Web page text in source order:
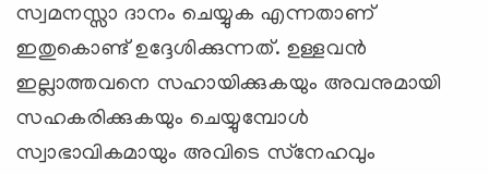
സ്വമനസ്സാ ദാനം ചെയ്യുക എന്നതാണ്
ഇതുകൊണ്ട് ഉദ്ദേശിക്കുന്നത്. ഉള്ളവന്‍
ഇല്ലാത്തവനെ സഹായിക്കുകയും അവനുമായി
സഹകരിക്കുകയും ചെയ്യുമ്പോള്‍
സ്വാഭാവികമായും അവിടെ സ്‌നേഹവും